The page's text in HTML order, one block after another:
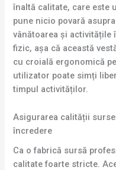
înaltă calitate, care este
pune nicio povară
vânătoarea și activitățile
fizic, așa că această
cu croială ergonomică
utilizator poate simți
timpul activităților.
Asigurarea calității
încredere
Ca o fabrică sursă
calitate foarte stricte.